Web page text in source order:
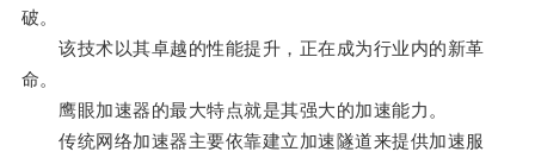
破。
该技术以其卓越的性能提升，正在成为行业内的新革
命。
鹰眼加速器的最大特点就是其强大的加速能力。
传统网络加速器主要依靠建立加速隧道来提供加速服